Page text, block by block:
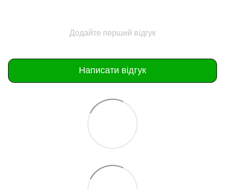
Додайте перший відгук
Написати відгук